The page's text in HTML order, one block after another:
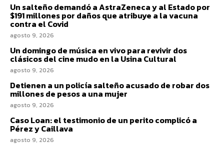
Un salteño demandó a AstraZeneca y al Estado por
$191 millones por daños que atribuye a la vacuna
contra el Covid
agosto 9, 2026
Un domingo de música en vivo para revivir dos
clásicos del cine mudo en la Usina Cultural
agosto 9, 2026
Detienen a un policía salteño acusado de robar dos
millones de pesos a una mujer
agosto 9, 2026
Caso Loan: el testimonio de un perito complicó a
Pérez y Caillava
agosto 9, 2026